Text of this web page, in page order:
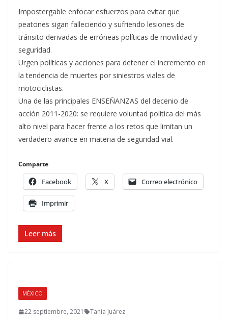
Impostergable enfocar esfuerzos para evitar que
peatones sigan falleciendo y sufriendo lesiones de
tránsito derivadas de erróneas políticas de movilidad y
seguridad.
Urgen políticas y acciones para detener el incremento en
la tendencia de muertes por siniestros viales de
motociclistas.
Una de las principales ENSEÑANZAS del decenio de
acción 2011-2020: se requiere voluntad política del más
alto nivel para hacer frente a los retos que limitan un
verdadero avance en materia de seguridad vial.
Comparte
Facebook X Correo electrónico
Imprimir
Leer más
MÉXICO
22 septiembre, 2021 Tania Juárez